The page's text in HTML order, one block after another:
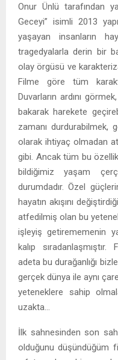
Onur Ünlü tarafından
Geceyi” isimli 2013
yaşayan insanların
tragedyalarla derin bir
olay örgüsü ve
Filme göre tüm
Duvarların ardını
bakarak harekete
zamanı
olarak ihtiyaç olmadan
gibi. Ancak tüm bu
bildiğimiz yaşam
durumdadır. Özel
hayatın akışını
atfedilmiş olan bu
işleyiş getirememenin
kalıp
adeta bu durağanlığı
gerçek dünya ile aynı
yeteneklere sahip
uzakta…
İlk sahnesinden son
olduğunu düşündüğüm